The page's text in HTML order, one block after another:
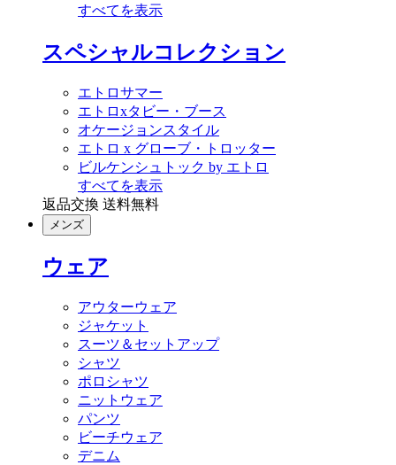
すべてを表示
スペシャルコレクション
エトロサマー
エトロxタビー・ブース
オケージョンスタイル
エトロ x グローブ・トロッター
ビルケンシュトック by エトロ
すべてを表示
返品交換 送料無料
メンズ
ウェア
アウターウェア
ジャケット
スーツ＆セットアップ
シャツ
ポロシャツ
ニットウェア
パンツ
ビーチウェア
デニム